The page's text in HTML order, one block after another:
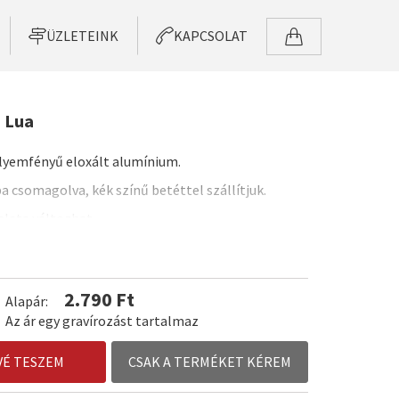
ÜZLETEINK KAPCSOLAT
eloxált alumínium.
csomagolva, kék színű betéttel szállítjuk.
Alapár: 2.790 Ft
Az ár egy gravírozást tartalmaz
TESZEM CSAK A TERMÉKET KÉREM